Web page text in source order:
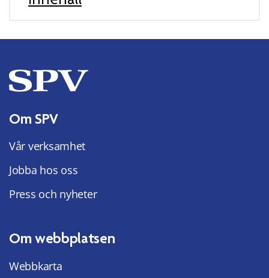
Om SPV
Vår verksamhet
Jobba hos oss
Press och nyheter
Om webbplatsen
Webbkarta